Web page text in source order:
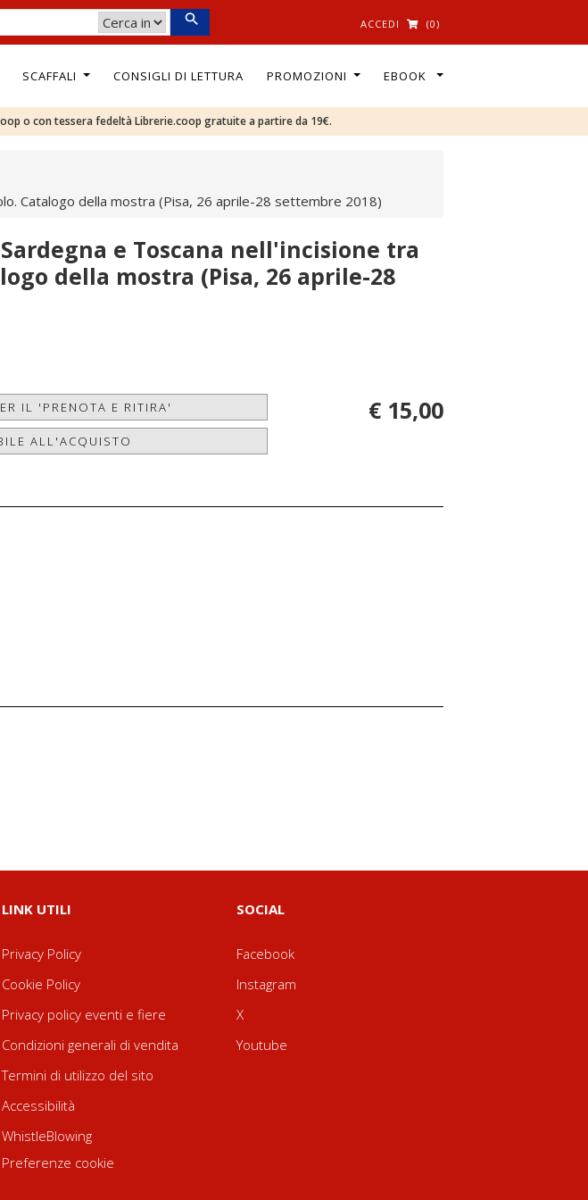
ACCEDI (0)
SCAFFALI CONSIGLI DI LETTURA PROMOZIONI EBOOK
o con tessera fedeltà Librerie.coop gratuite a partire da 19€.
Catalogo della mostra (Pisa, 26 aprile-28 settembre 2018)
e Toscana nell'incisione tra
della mostra (Pisa, 26 aprile-28
IL 'PRENOTA E RITIRA'
ALL'ACQUISTO
€ 15,00
LINK UTILI
Privacy Policy
Cookie Policy
Privacy policy eventi e fiere
Condizioni generali di vendita
Termini di utilizzo del sito
Accessibilità
WhistleBlowing
Preferenze cookie
SOCIAL
Facebook
Instagram
X
Youtube